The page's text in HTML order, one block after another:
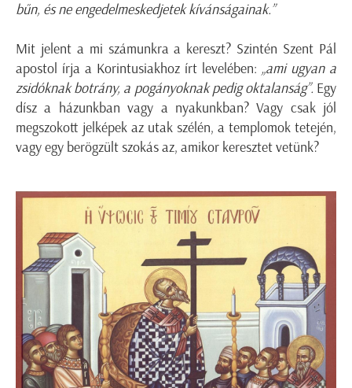
bűn, és ne engedelmeskedjetek kívánságainak.”
Mit jelent a mi számunkra a kereszt? Szintén Szent Pál
apostol írja a Korintusiakhoz írt levelében: „ami ugyan a
zsidóknak botrány, a pogányoknak pedig oktalanság”. Egy
dísz a házunkban vagy a nyakunkban? Vagy csak jól
megszokott jelképek az utak szélén, a templomok tetején,
vagy egy berögzült szokás az, amikor keresztet vetünk?